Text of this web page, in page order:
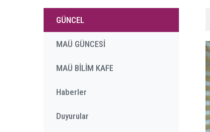
GÜNCEL
MAÜ GÜNCESİ
MAÜ BİLİM KAFE
Haberler
Duyurular